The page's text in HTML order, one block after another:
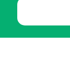
오픈애즈란